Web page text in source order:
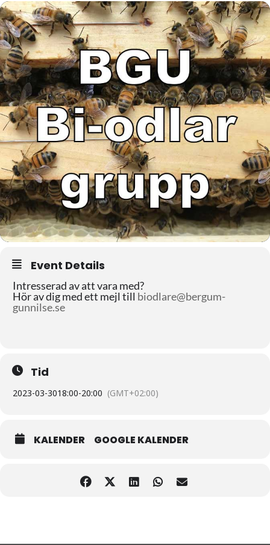
Event Details
Intresserad av att vara med?
Hör av dig med ett mejl till biodlare@bergum-
gunnilse.se
Tid
2023-03-3018:00-20:00 (GMT+02:00)
KALENDER GOOGLE KALENDER